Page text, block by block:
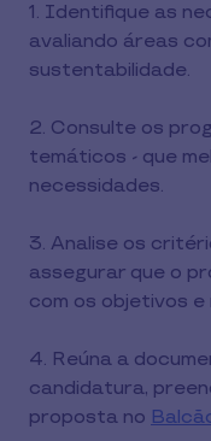
1. Identifique as
avaliando áreas
sustentabilidade.
2. Consulte os
temáticos - que
necessidades.
3. Analise os
assegurar que o
com os objetivos
4. Reúna a
candidatura,
proposta no